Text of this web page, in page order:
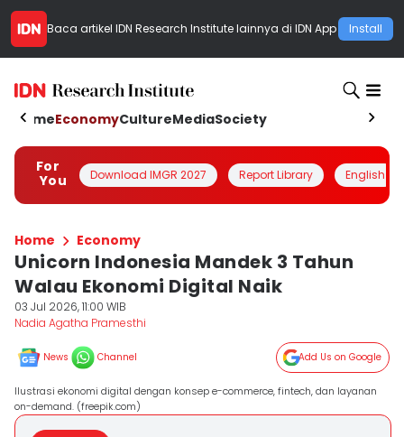
Baca artikel IDN Research Institutelainnya di IDN App Install
HomeEconomyCultureMediaSociety
For
You
Download IMGR 2027 Report Library English
Home Economy
Unicorn Indonesia Mandek 3 Tahun
Walau Ekonomi Digital Naik
03 Jul 2026, 11:00 WIB
Nadia Agatha Pramesthi
News Channel Add Us on Google
Ilustrasi ekonomi digital dengan konsep e-commerce, fintech, dan layanan
on-demand. (freepik.com)